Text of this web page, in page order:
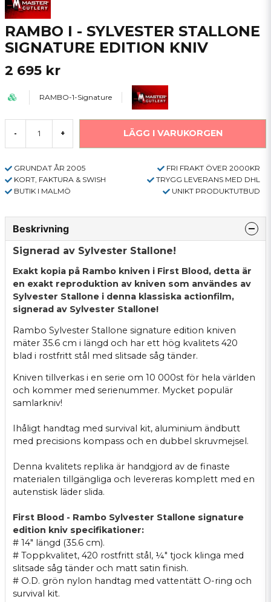
RAMBO I - SYLVESTER STALLONE
SIGNATURE EDITION KNIV
2 695 kr
RAMBO-1-Signature
- + LÄGG I VARUKORGEN
GRUNDAT ÅR 2005
FRI FRAKT ÖVER 2000KR
KORT, FAKTURA & SWISH
TRYGG LEVERANS MED DHL
BUTIK I MALMÖ
UNIKT PRODUKTUTBUD
Beskrivning
Signerad av Sylvester Stallone!
Exakt kopia på Rambo kniven i First Blood, detta är
en exakt reproduktion av kniven som användes av
Sylvester Stallone i denna klassiska actionfilm,
signerad av Sylvester Stallone!
Rambo Sylvester Stallone signature edition kniven
mäter 35.6 cm i längd och har ett hög kvalitets 420
blad i rostfritt stål med slitsade såg tänder.
Kniven tillverkas i en serie om 10 000st för hela världen
och kommer med serienummer. Mycket populär
samlarkniv!
Ihåligt handtag med survival kit, aluminium ändbutt
med precisions kompass och en dubbel skruvmejsel.
Denna kvalitets replika är handgjord av de finaste
materialen tillgängliga och levereras komplett med en
autenstisk läder slida.
First Blood - Rambo Sylvester Stallone signature
edition kniv specifikationer:
# 14" längd (35.6 cm).
# Toppkvalitet, 420 rostfritt stål, ¼" tjock klinga med
slitsade såg tänder och matt satin finish.
# O.D. grön nylon handtag med vattentätt O-ring och
survival kit.